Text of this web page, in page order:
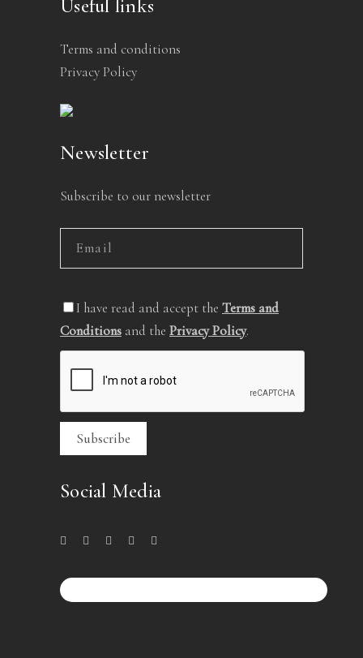
Useful links
Terms and conditions
Privacy Policy
Newsletter
Subscribe to our newsletter
I have read and accept the Terms and
Conditions and the Privacy Policy.
Social Media